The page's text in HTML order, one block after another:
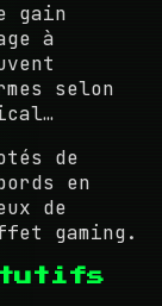
gain
à
selon
de
en
de
gaming.